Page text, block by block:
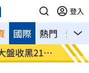
登入
熱門 影音
國際
罹口腔癌
國軍
了